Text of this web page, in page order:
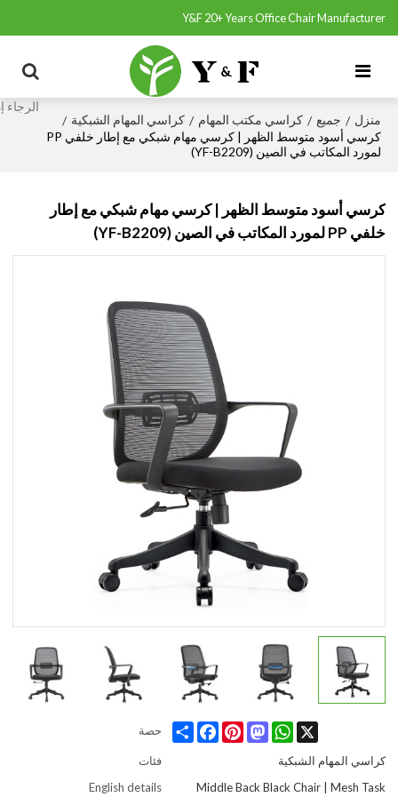
Y&F 20+ Years Office Chair Manufacturer
منزل / جميع / كراسي مكتب المهام / كراسي المهام الشبكية /
كرسي أسود متوسط الظهر | كرسي مهام شبكي مع إطار خلفي PP
لمورد المكاتب في الصين (YF-B2209)
كرسي أسود متوسط الظهر | كرسي مهام شبكي مع إطار
خلفي PP لمورد المكاتب في الصين (YF-B2209)
حصة Share
FacebookPinterest
Mastodon
WhatsApp X
فئات
كراسي المهام الشبكية
English details
Middle Back Black Chair | Mesh Task